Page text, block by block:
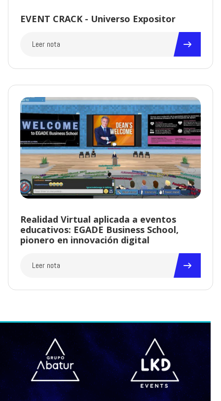
EVENT CRACK - Universo Expositor
Leer nota
Realidad Virtual aplicada a eventos
educativos: EGADE Business School,
pionero en innovación digital
Leer nota